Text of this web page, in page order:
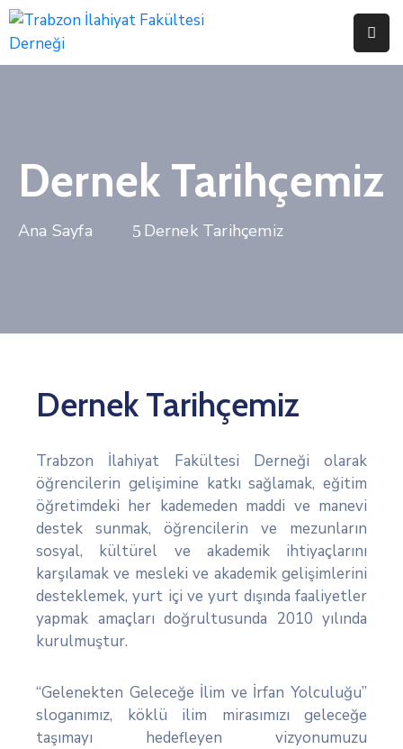
Etkinliklerimiz
Başvurular
Bağış
Dernek Tarihçemiz
Dernek Tarihçemiz
Dernek Tarihçemiz
Trabzon İlahiyat Fakültesi Derneği olarak
öğrencilerin gelişimine katkı sağlamak, eğitim
öğretimdeki her kademeden maddi ve manevi
destek sunmak, öğrencilerin ve mezunların
sosyal, kültürel ve akademik ihtiyaçlarını
karşılamak ve mesleki ve akademik gelişimlerini
desteklemek, yurt içi ve yurt dışında faaliyetler
yapmak amaçları doğrultusunda 2010 yılında
kurulmuştur.
“Gelenekten Geleceğe İlim ve İrfan Yolculuğu”
sloganımız, köklü ilim mirasımızı geleceğe
taşımayı hedefleyen vizyonumuzu